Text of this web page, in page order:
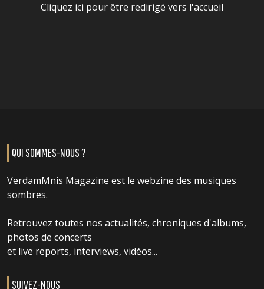
Cliquez ici pour être redirigé vers l'accueil
QUI SOMMES-NOUS ?
VerdamMnis Magazine est le webzine des musiques
sombres.
Retrouvez toutes nos actualités, chroniques d'albums,
photos de concerts
et live reports, interviews, vidéos...
SUIVEZ-NOUS